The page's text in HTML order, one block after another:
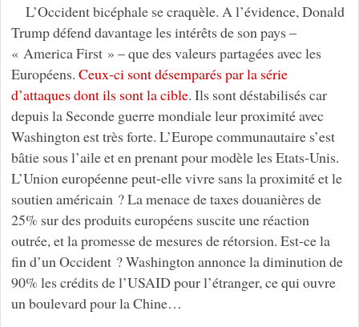
L’Occident bicéphale se craquèle. A l’évidence, Donald
Trump défend davantage les intérêts de son pays –
« America First » – que des valeurs partagées avec les
Européens. Ceux-ci sont désemparés par la série
d’attaques dont ils sont la cible. Ils sont déstabilisés car
depuis la Seconde guerre mondiale leur proximité avec
Washington est très forte. L’Europe communautaire s’est
bâtie sous l’aile et en prenant pour modèle les Etats-Unis.
L’Union européenne peut-elle vivre sans la proximité et le
soutien américain ? La menace de taxes douanières de
25% sur des produits européens suscite une réaction
outrée, et la promesse de mesures de rétorsion. Est-ce la
fin d’un Occident ? Washington annonce la diminution de
90% les crédits de l’USAID pour l’étranger, ce qui ouvre
un boulevard pour la Chine…